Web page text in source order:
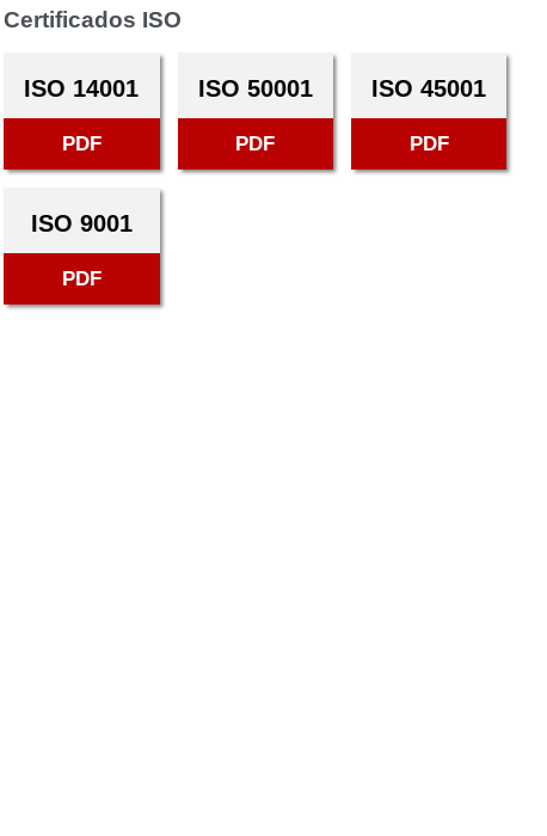
Certificados ISO
ISO 14001
PDF
ISO 50001
PDF
ISO 45001
PDF
ISO 9001
PDF